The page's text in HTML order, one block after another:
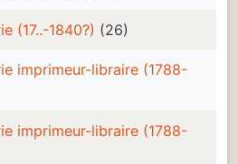
(17..-1840?) (26)
imprimeur-libraire (1788-
imprimeur-libraire (1788-